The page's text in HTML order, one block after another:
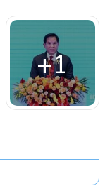
เส้นทาง” นายหลิว
ม่ในการขับเคลื่อน
ดันโครงการความ
มทันสมัย เพื่อสร้าง
ดิจิทัล” และ “เส้น
อประชาชนเป็น
ตประชาชนขนาด
+1